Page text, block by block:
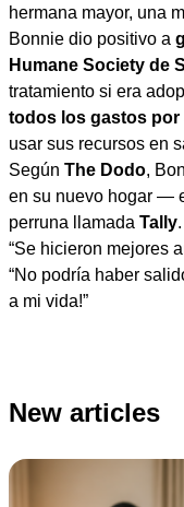
hermana mayor, una
Bonnie dio positivo a
Humane Society de
tratamiento si era
todos los gastos por
usar sus recursos en
Según The Dodo,
en su nuevo hogar —
perruna llamada Tally.
“Se hicieron mejores
“No podría haber
a mi vida!”
New articles